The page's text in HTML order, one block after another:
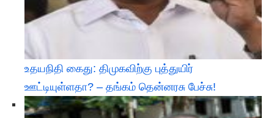
உதயநிதி கைது: திமுகவிற்கு புத்துயிர்
ஊட்டியுள்ளதா? – தங்கம் தென்னரசு பேச்சு!